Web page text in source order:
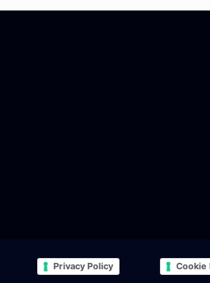
Privacy Policy Cookie